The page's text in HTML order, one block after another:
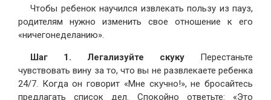
Чтобы ребенок научился извлекать пользу из пауз,
родителям нужно изменить свое отношение к его
«ничегонеделанию».
Шаг 1. Легализуйте скуку Перестаньте
чувствовать вину за то, что вы не развлекаете ребенка
24/7. Когда он говорит «Мне скучно!», не бросайтесь
предлагать список дел. Спокойно ответьте: «Это